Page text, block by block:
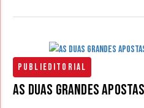
Publieditorial
As duas grandes